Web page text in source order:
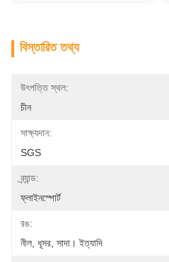
বিস্তারিত তথ্য
উৎপত্তি স্থল:
চীন
সাক্ষ্যদান:
SGS
ব্র্যান্ড:
ফ্লাইনস্পোর্ট
রঙ:
নীল, ধূসর, সাদা। ইত্যাদি